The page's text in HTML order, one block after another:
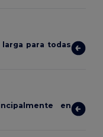
para todas
en